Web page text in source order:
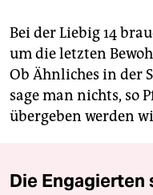
Bei der Liebig 14
um die letzten
Ob Ähnliches in der
sage man nichts, so
übergeben werden
Die Engagierten